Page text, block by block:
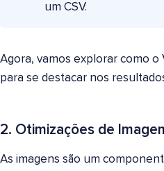
um CSV.
Agora, vamos explorar como o
para se destacar nos
2. Otimizações de
As imagens são um